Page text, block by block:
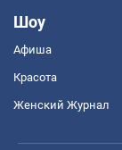
Шоу
Афиша
Красота
Женский Журнал